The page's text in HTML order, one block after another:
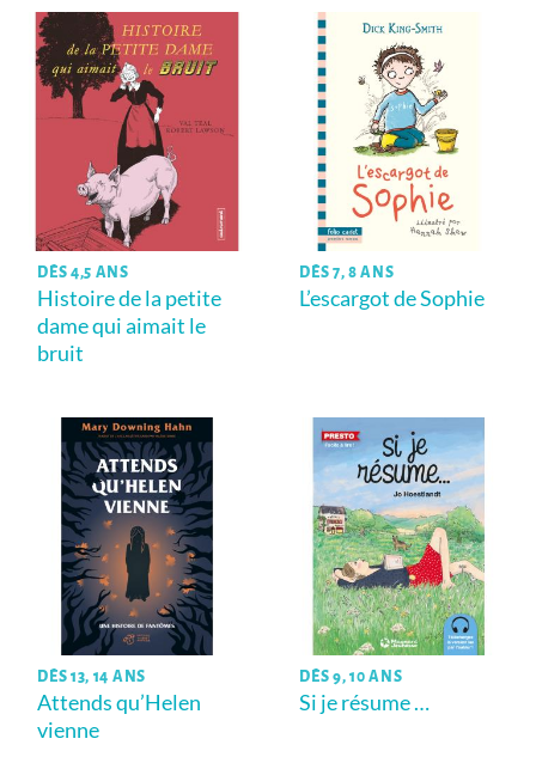
DÈS 4,5 ANS
Histoire de la petite
dame qui aimait le
bruit
DÈS 7, 8 ANS
L’escargot de Sophie
DÈS 13, 14 ANS
Attends qu’Helen
vienne
DÈS 9, 10 ANS
Si je résume …